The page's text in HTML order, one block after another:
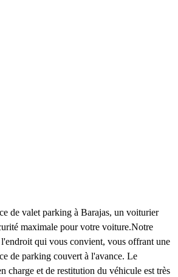
de valet parking à Barajas, un voiturier
maximale pour votre voiture.Notre
qui vous convient, vous offrant une
de parking couvert à l'avance. Le
charge et de restitution du véhicule est très